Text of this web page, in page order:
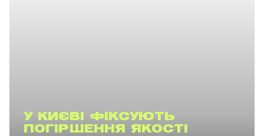
У КИЄВІ ФІКСУЮТЬ
ПОГІРШЕННЯ ЯКОСТІ